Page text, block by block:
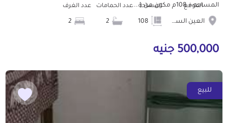
المساحه = 108م مكون من ( ...
الموقع
العين السخنة
المساحة عدد الحمامات عدد الغرف
500,000 جنيه
للبيع